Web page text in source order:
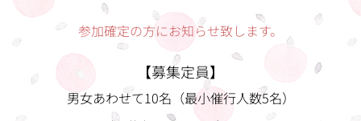
参加確定の方にお知らせ致します。
【募集定員】
男女あわせて10名（最小催行人数5名）